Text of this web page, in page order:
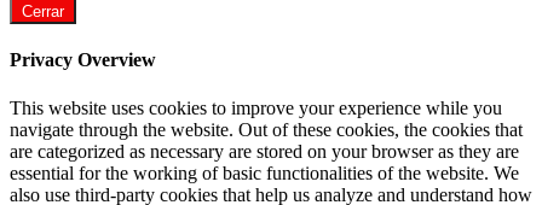
Cerrar
Privacy Overview
This website uses cookies to improve your experience while you
navigate through the website. Out of these cookies, the cookies that
are categorized as necessary are stored on your browser as they are
essential for the working of basic functionalities of the website. We
also use third-party cookies that help us analyze and understand how